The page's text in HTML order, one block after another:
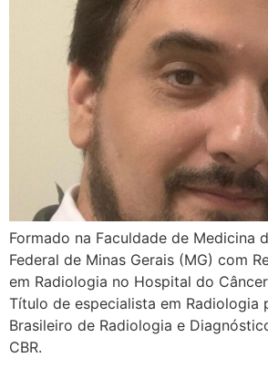
Formado na Faculdade de Medicina
Federal de Minas Gerais (MG) com
em Radiologia no Hospital do
Título de especialista em Radiologia
Brasileiro de Radiologia e
CBR.